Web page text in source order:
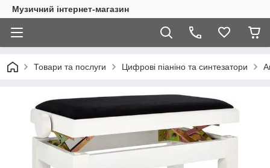
Музичний інтернет-магазин
Товари та послуги Цифрові піаніно та синтезатори